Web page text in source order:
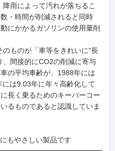
雨によって汚れが落ちるこ
・時間が削減されると同時
にかかるガソリンの使用量削
ものが「車等をきれいに“長
、間接的にCO2の削減に寄与
の平均車齢が、1988年には
は9.03年に年々高齢化して
長く乗るためのキーパーコー
るものであると認識していま
もやさしい製品です